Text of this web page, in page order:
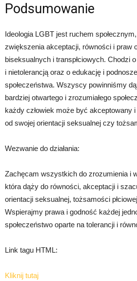
Podsumowanie
Ideologia LGBT jest ruchem
zwiększenia akceptacji, równości i praw
biseksualnych i transpłciowych. Chodzi
i nietolerancją oraz o edukację i
społeczeństwa. Wszyscy powinniśmy
bardziej otwartego i zrozumiałego
każdy człowiek może być akceptowany
od swojej orientacji seksualnej czy
Wezwanie do działania:
Zachęcam wszystkich do zrozumienia i
która dąży do równości, akceptacji i
orientacji seksualnej, tożsamości
Wspierajmy prawa i godność każdej
społeczeństwo oparte na tolerancji i
Link tagu HTML:
Kliknij tutaj